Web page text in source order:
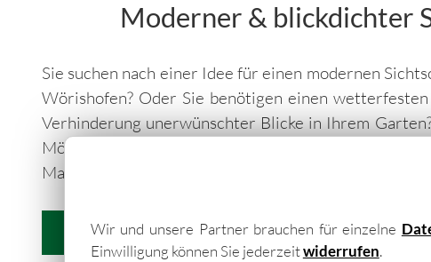
Moderner & blickdichter
Sie suchen nach einer Idee für einen modernen
Wörishofen? Oder Sie benötigen einen
Verhinderung unerwünschter Blicke in Ihrem
Möglichkeiten für blickdichte Sichtschutzzäune aus
Maß gefertigt und als individueller Fertigbausatz
weitere Informationen
Wir und unsere Partner brauchen für einzelne
Einwilligung können Sie jederzeitwiderrufen.